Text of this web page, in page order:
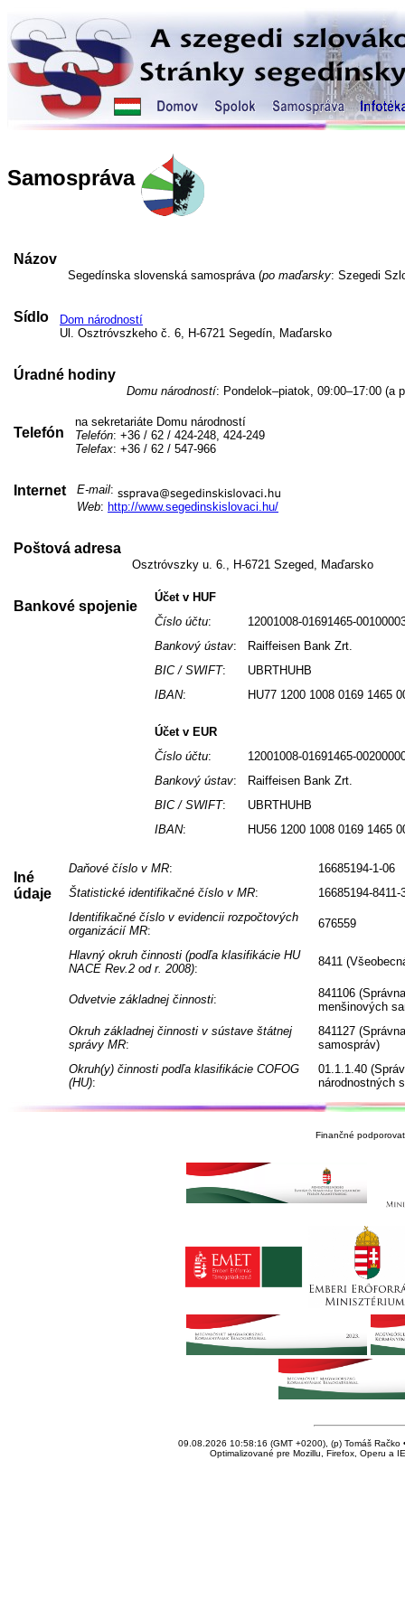
Samospráva
Názov
Segedínska slovenská samospráva (po maďarsky: Szegedi
Sídlo
Dom národností
Ul. Osztróvszkeho č. 6, H-6721 Segedín, Maďarsko
Úradné hodiny
Domu národností: Pondelok–piatok, 09:00–17:00 (a
Telefón
na sekretariáte Domu národností
Telefón: +36 / 62 / 424-248, 424-249
Telefax: +36 / 62 / 547-966
Internet E-mail:
Web: http://www.segedinskislovaci.hu/
Poštová adresa
Osztróvszky u. 6., H-6721 Szeged, Maďarsko
Bankové spojenie
Účet v HUF
Číslo účtu:
12001008-01691465-
Bankový ústav:
Raiffeisen Bank Zrt.
BIC / SWIFT:
UBRTHUHB
IBAN: HU77 1200 1008 0169 1465
Účet v EUR
Číslo účtu:
12001008-01691465-
Bankový ústav:
Raiffeisen Bank Zrt.
BIC / SWIFT:
UBRTHUHB
IBAN: HU56 1200 1008 0169 1465
Iné
údaje
Daňové číslo v MR:
16685194-1-06
Štatistické identifikačné číslo v MR:
16685194-8411-
Identifikačné číslo v evidencii rozpočtových
organizácií MR:
676559
Hlavný okruh činnosti (podľa klasifikácie HU
NACE Rev.2 od r. 2008):
8411
Odvetvie základnej činnosti:
841106
menšinových
Okruh základnej činnosti v sústave štátnej
správy MR:
841127
samospráv)
Okruh(y) činnosti podľa klasifikácie COFOG
(HU):
01.1.1.40
národnostných
Finančné
09.08.2026 10:58:16 (GMT +0200), (p) Tomáš Račko
Optimalizované pre Mozillu, Firefox, Operu a